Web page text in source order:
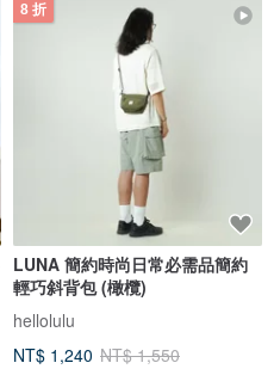
8 折
LUNA 簡約時尚日常必需品簡約
輕巧斜背包 (橄欖)
hellolulu
NT$ 1,240 NT$ 1,550